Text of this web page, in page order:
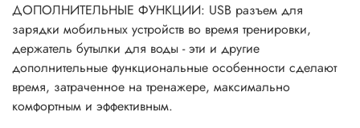
ДОПОЛНИТЕЛЬНЫЕ ФУНКЦИИ: USB разъем для
зарядки мобильных устройств во время тренировки,
держатель бутылки для воды - эти и другие
дополнительные функциональные особенности сделают
время, затраченное на тренажере, максимально
комфортным и эффективным.